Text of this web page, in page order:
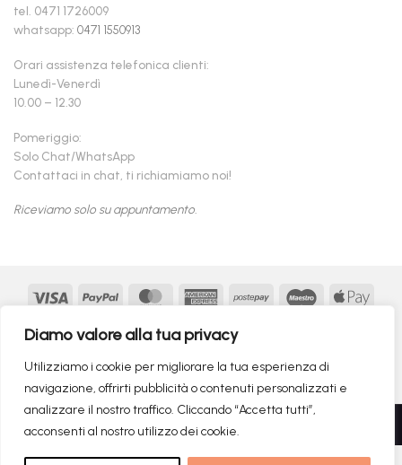
Diamo valore alla tua privacy
Utilizziamo i cookie per migliorare la tua esperienza di
navigazione, offrirti pubblicità o contenuti personalizzati e
analizzare il nostro traffico. Cliccando “Accetta tutti”,
acconsenti al nostro utilizzo dei cookie.
tel. 0471 1726009
whatsapp: 0471 1550913
Orari assistenza telefonica clienti:
Lunedì-Venerdì
10.00 – 12.30
Pomeriggio:
Solo Chat/WhatsApp
Contattaci in chat, ti richiamiamo noi!
Riceviamo solo su appuntamento.
Visa PayPal MasterCardAmericanPostepay Maestro
Google
MasterCardKlarna
Copyright 2026 © flashmac® - MONOFASE SRL - P.IVA:
02982260214 | produced by
monofase
Recedere dal contratto qui